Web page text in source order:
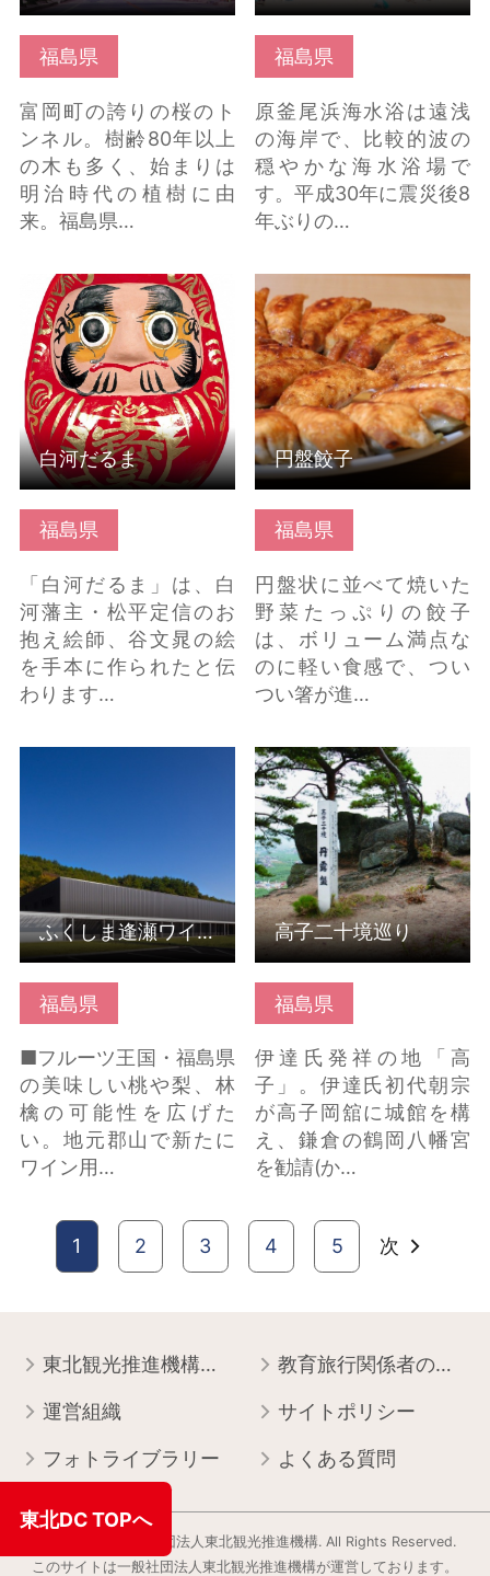
福島県
富岡町の誇りの桜のト
ンネル。樹齢80年以上
の木も多く、始まりは
明治時代の植樹に由
来。福島県…
福島県
原釜尾浜海水浴は遠浅
の海岸で、比較的波の
穏やかな海水浴場で
す。平成30年に震災後8
年ぶりの…
福島県
「白河だるま」は、白
河藩主・松平定信のお
抱え絵師、谷文晁の絵
を手本に作られたと伝
わります…
白河だるま の詳細はこ
ちら
白河だるま
福島県
円盤状に並べて焼いた
野菜たっぷりの餃子
は、ボリューム満点な
のに軽い食感で、つい
つい箸が進…
円盤餃子 の詳細はこち
ら
円盤餃子
福島県
■フルーツ王国・福島県
の美味しい桃や梨、林
檎の可能性を広げた
い。地元郡山で新たに
ワイン用…
ふくしま逢瀬ワイナリー
福島県
伊達氏発祥の地「高
子」。伊達氏初代朝宗
が高子岡舘に城館を構
え、鎌倉の鶴岡八幡宮
を勧請(か…
高子二十境巡り の詳細
はこちら
高子二十境巡り
1 2 3 4 5 次
東北観光推進機構について 教育旅行関係者の皆様へ
運営組織 サイトポリシー
フォトライブラリー よくある質問
Copyright © 一般社団法人東北観光推進機構. All Rights Reserved.
このサイトは⼀般社団法⼈東北観光推進機構が運営しております。
東北DC TOPへ